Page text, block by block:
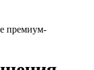
премиум-